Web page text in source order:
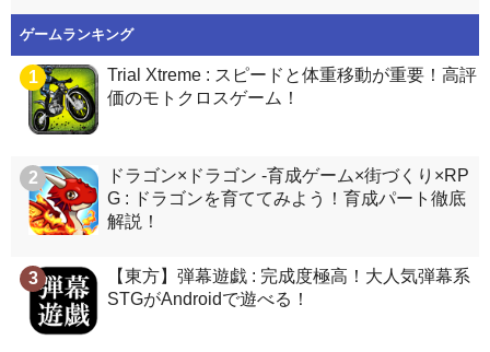
ゲームランキング
1
Trial Xtreme : スピードと体重移動が重要！高評
価のモトクロスゲーム！
2
ドラゴン×ドラゴン -育成ゲーム×街づくり×RP
G : ドラゴンを育ててみよう！育成パート徹底
解説！
3
【東方】弾幕遊戯 : 完成度極高！大人気弾幕系
STGがAndroidで遊べる！